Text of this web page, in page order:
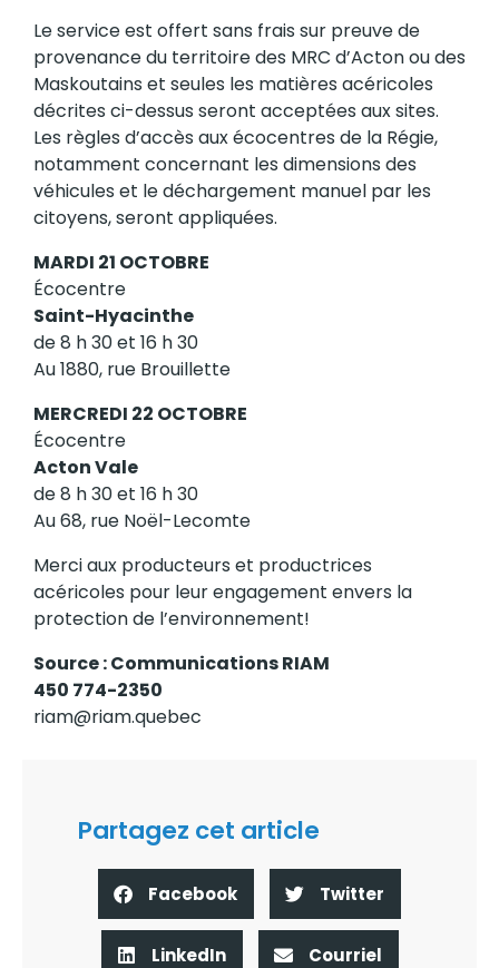
Le service est offert sans frais sur preuve de
provenance du territoire des MRC d’Acton ou des
Maskoutains et seules les matières acéricoles
décrites ci-dessus seront acceptées aux sites.
Les règles d’accès aux écocentres de la Régie,
notamment concernant les dimensions des
véhicules et le déchargement manuel par les
citoyens, seront appliquées.
MARDI 21 OCTOBRE
Écocentre
Saint-Hyacinthe
de 8 h 30 et 16 h 30
Au 1880, rue Brouillette
MERCREDI 22 OCTOBRE
Écocentre
Acton Vale
de 8 h 30 et 16 h 30
Au 68, rue Noël-Lecomte
Merci aux producteurs et productrices
acéricoles pour leur engagement envers la
protection de l’environnement!
Source : Communications RIAM
450 774-2350
riam@riam.quebec
Partagez cet article
Facebook Twitter
LinkedIn Courriel